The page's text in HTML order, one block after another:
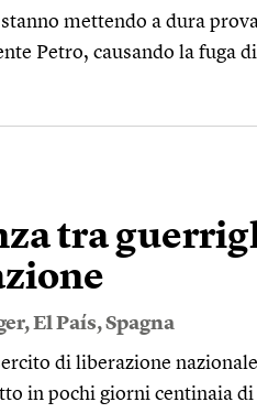
mettendo a dura
Petro, causando la fuga
tra
,El País,Spagna
di liberazione
in pochi giorni centinaia